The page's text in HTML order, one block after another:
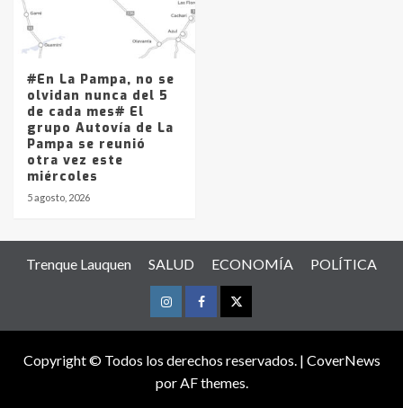
#En La Pampa, no se
olvidan nunca del 5
de cada mes# El
grupo Autovía de La
Pampa se reunió
otra vez este
miércoles
5 agosto, 2026
Trenque Lauquen SALUD ECONOMÍA POLÍTICA
InstagramFacebookTwitter
Copyright © Todos los derechos reservados. | CoverNews
por AF themes.